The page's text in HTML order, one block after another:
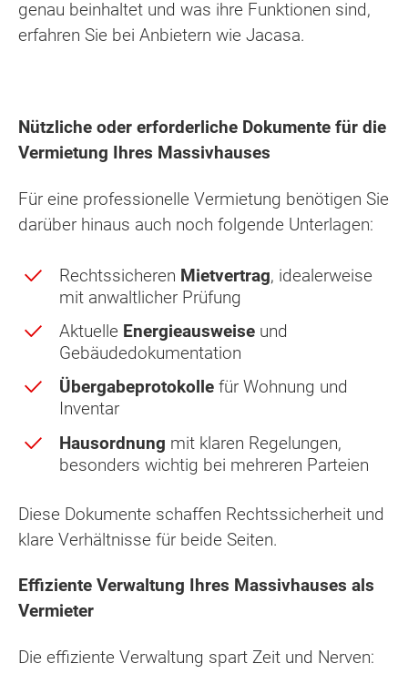
genau beinhaltet und was ihre Funktionen sind,
erfahren Sie bei Anbietern wie Jacasa.
Nützliche oder erforderliche Dokumente für die
Vermietung Ihres Massivhauses
Für eine professionelle Vermietung benötigen Sie
darüber hinaus auch noch folgende Unterlagen:
Rechtssicheren Mietvertrag, idealerweise
mit anwaltlicher Prüfung
Aktuelle Energieausweise und
Gebäudedokumentation
Übergabeprotokolle für Wohnung und
Inventar
Hausordnung mit klaren Regelungen,
besonders wichtig bei mehreren Parteien
Diese Dokumente schaffen Rechtssicherheit und
klare Verhältnisse für beide Seiten.
Effiziente Verwaltung Ihres Massivhauses als
Vermieter
Die effiziente Verwaltung spart Zeit und Nerven: